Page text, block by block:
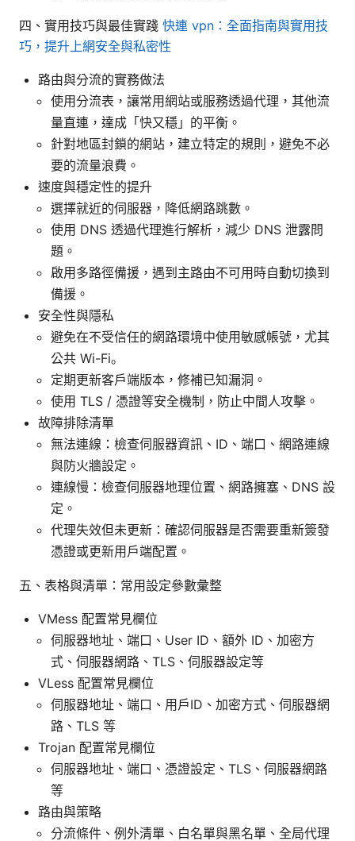
四、實用技巧與最佳實踐 快連 vpn：全面指南與實用技
巧，提升上網安全與私密性
路由與分流的實務做法
使用分流表，讓常用網站或服務透過代理，其他流
量直連，達成「快又穩」的平衡。
針對地區封鎖的網站，建立特定的規則，避免不必
要的流量浪費。
速度與穩定性的提升
選擇就近的伺服器，降低網路跳數。
使用 DNS 透過代理進行解析，減少 DNS 泄露問
題。
啟用多路徑備援，遇到主路由不可用時自動切換到
備援。
安全性與隱私
避免在不受信任的網路環境中使用敏感帳號，尤其
公共 Wi-Fi。
定期更新客戶端版本，修補已知漏洞。
使用 TLS / 憑證等安全機制，防止中間人攻擊。
故障排除清單
無法連線：檢查伺服器資訊、ID、端口、網路連線
與防火牆設定。
連線慢：檢查伺服器地理位置、網路擁塞、DNS 設
定。
代理失效但未更新：確認伺服器是否需要重新簽發
憑證或更新用戶端配置。
五、表格與清單：常用設定參數彙整
VMess 配置常見欄位
伺服器地址、端口、User ID、額外 ID、加密方
式、伺服器網路、TLS、伺服器設定等
VLess 配置常見欄位
伺服器地址、端口、用戶ID、加密方式、伺服器網
路、TLS 等
Trojan 配置常見欄位
伺服器地址、端口、憑證設定、TLS、伺服器網路
等
路由與策略
分流條件、例外清單、白名單與黑名單、全局代理